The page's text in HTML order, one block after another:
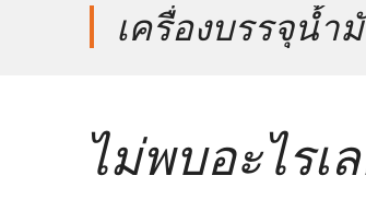
เครื่องบรรจุน้ำ
ไม่พบอะไรเ